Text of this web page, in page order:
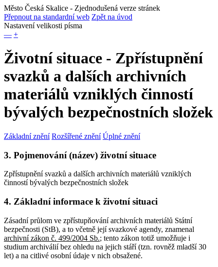
Město Česká Skalice - Zjednodušená verze stránek
Přepnout na standardní web Zpět na úvod
Nastavení velikosti písma
— +
Životní situace - Zpřístupnění
svazků a dalších archivních
materiálů vzniklých činností
bývalých bezpečnostních složek
Základní znění Rozšířené znění Úplné znění
3. Pojmenování (název) životní situace
Zpřístupnění svazků a dalších archivních materiálů vzniklých
činností bývalých bezpečnostních složek
4. Základní informace k životní situaci
Zásadní průlom ve zpřístupňování archivních materiálů Státní
bezpečnosti (StB), a to včetně její svazkové agendy, znamenal
archivní zákon č. 499/2004 Sb.; tento zákon totiž umožňuje i
studium archiválií bez ohledu na jejich stáří (tzn. rovněž mladší 30
let) a na citlivé osobní údaje v nich obsažené.